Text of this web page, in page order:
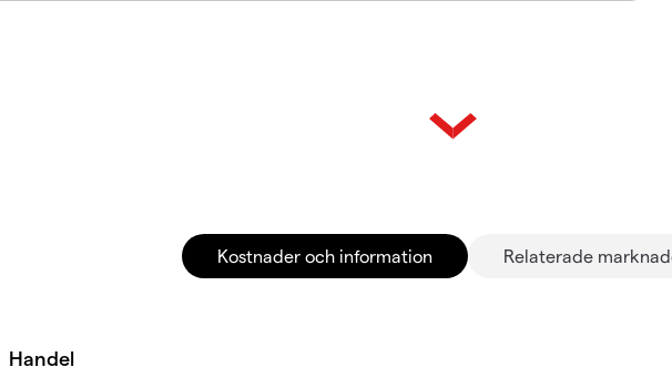
Kostnader och information Relaterade